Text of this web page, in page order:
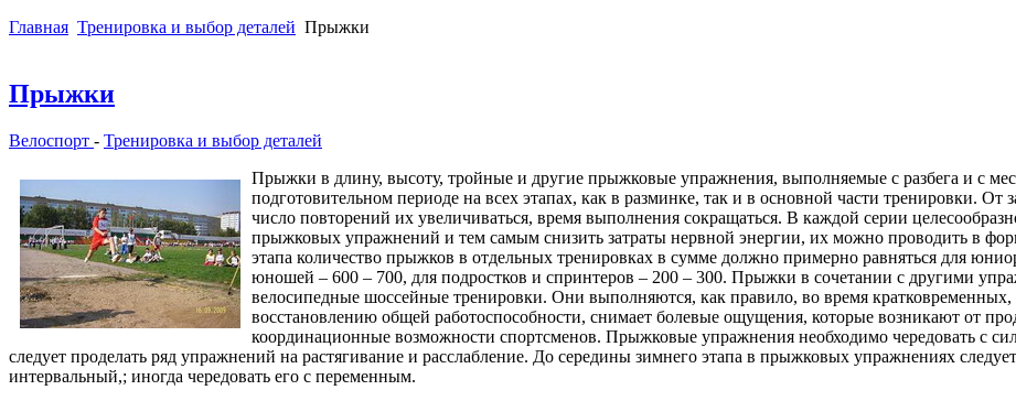
Главная Тренировка и выбор деталей Прыжки
Прыжки
Велоспорт - Тренировка и выбор деталей
Прыжки в длину, высоту, тройные и другие прыжковые упражнения, выполняемые с разбега и с
подготовительном периоде на всех этапах, как в разминке, так и в основной части тренировки.
число повторений их увеличиваться, время выполнения сокращаться. В каждой серии
прыжковых упражнений и тем самым снизить затраты нервной энергии, их можно проводить в
этапа количество прыжков в отдельных тренировках в сумме должно примерно равняться для
юношей – 600 – 700, для подростков и спринтеров – 200 – 300. Прыжки в сочетании с другими
велосипедные шоссейные тренировки. Они выполняются, как правило, во время
восстановлению общей работоспособности, снимает болевые ощущения, которые возникают от
координационные возможности спортсменов. Прыжковые упражнения необходимо чередовать с
следует проделать ряд упражнений на растягивание и расслабление. До середины зимнего этапа в прыжковых упражнениях
интервальный,; иногда чередовать его с переменным.